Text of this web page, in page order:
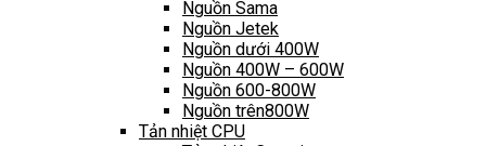
Nguồn Sama
Nguồn Jetek
Nguồn dưới 400W
Nguồn 400W – 600W
Nguồn 600-800W
Nguồn trên800W
Tản nhiệt CPU